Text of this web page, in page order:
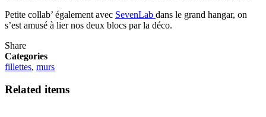
Petite collab’ également avec SevenLab dans le grand hangar, on
s’est amusé à lier nos deux blocs par la déco.
Share
Categories
fillettes, murs
Related items